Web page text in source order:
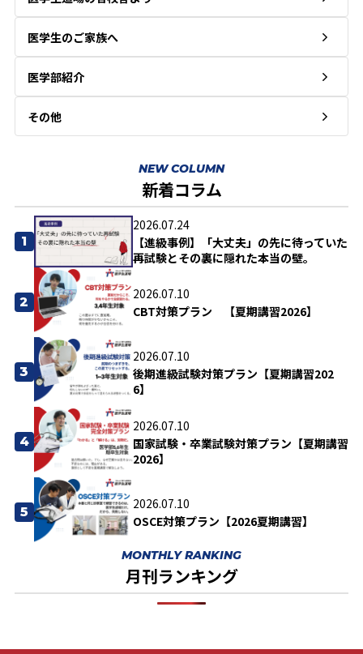
医学生のご家族へ
医学部紹介
その他
NEW COLUMN
新着コラム
1
2026.07.24
【進級事例】「大丈夫」の先に待っていた
再試験とその裏に隠れた本当の壁。
2
2026.07.10
CBT対策プラン 【夏期講習2026】
3
2026.07.10
後期進級試験対策プラン【夏期講習202
6】
4
2026.07.10
国家試験・卒業試験対策プラン【夏期講習
2026】
5
2026.07.10
OSCE対策プラン【2026夏期講習】
MONTHLY RANKING
月刊ランキング